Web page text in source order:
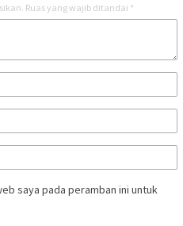
Ruas yang wajib ditandai *
saya pada peramban ini untuk